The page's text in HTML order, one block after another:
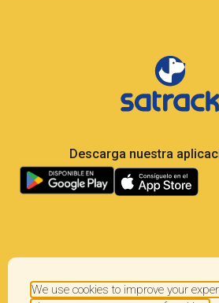
Descarga nuestra
We use cookies to improve your